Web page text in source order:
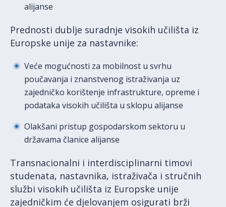
alijanse
Prednosti dublje suradnje visokih učilišta iz
Europske unije za nastavnike:
Veće mogućnosti za mobilnost u svrhu
poučavanja i znanstvenog istraživanja uz
zajedničko korištenje infrastrukture, opreme i
podataka visokih učilišta u sklopu alijanse
Olakšani pristup gospodarskom sektoru u
državama članice alijanse
Transnacionalni i interdisciplinarni timovi
studenata, nastavnika, istraživača i stručnih
službi visokih učilišta iz Europske unije
zajedničkim će djelovanjem osigurati brži